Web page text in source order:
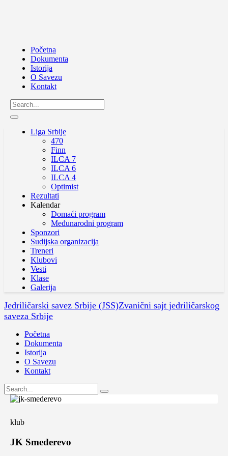
Početna
Dokumenta
Istorija
O Savezu
Kontakt
Liga Srbije
470
Finn
ILCA 7
ILCA 6
ILCA 4
Optimist
Rezultati
Kalendar
Domaći program
Međunarodni program
Sponzori
Sudijska organizacija
Treneri
Klubovi
Vesti
Klase
Galerija
Jedriličarski savez Srbije (JSS)Zvanični sajt jedriličarskog
saveza Srbije
Početna
Dokumenta
Istorija
O Savezu
Kontakt
klub
JK Smederevo